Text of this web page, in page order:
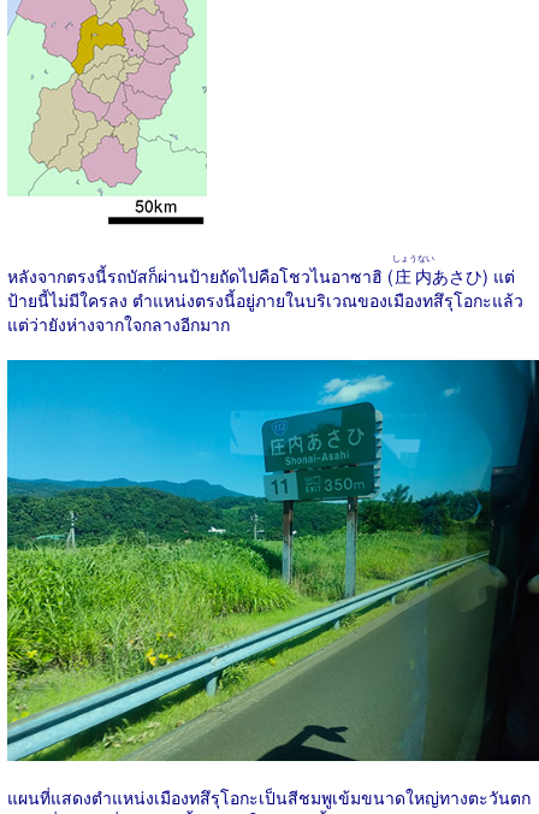
หลังจากตรงนี้รถบัสก็ผ่านป้ายถัดไปคือโชวไนอาซาฮิ (庄内
しょうない
あさひ) แต่
ป้ายนี้ไม่มีใครลง ตำแหน่งตรงนี้อยู่ภายในบริเวณของเมืองทสึรุโอกะแล้ว
แต่ว่ายังห่างจากใจกลางอีกมาก
แผนที่แสดงตำแหน่งเมืองทสึรุโอกะเป็นสีชมพูเข้มขนาดใหญ่ทางตะวันตก